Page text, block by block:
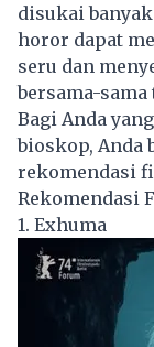
disukai
horor dapat
seru dan
bersama-
Bagi Anda
bioskop, Anda
rekomendasi
Rekomendasi
1. Exhuma